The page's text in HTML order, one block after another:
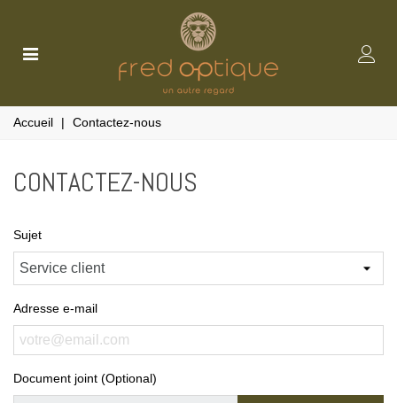
Accueil | Contactez-nous
CONTACTEZ-NOUS
Sujet
Adresse e-mail
Document joint (Optional)